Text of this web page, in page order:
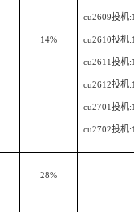
14%
cu2609投机
cu2610投机
cu2611投机
cu2612投机
cu2701投机
cu2702投机
28%